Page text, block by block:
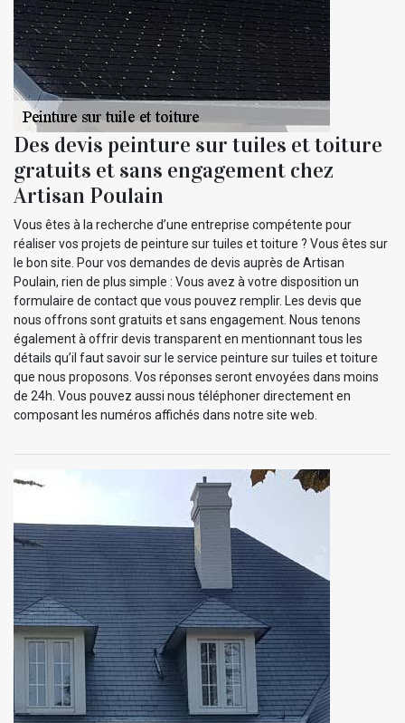
Des devis peinture sur tuiles et toiture
gratuits et sans engagement chez
Artisan Poulain
Vous êtes à la recherche d’une entreprise compétente pour
réaliser vos projets de peinture sur tuiles et toiture ? Vous êtes sur
le bon site. Pour vos demandes de devis auprès de Artisan
Poulain, rien de plus simple : Vous avez à votre disposition un
formulaire de contact que vous pouvez remplir. Les devis que
nous offrons sont gratuits et sans engagement. Nous tenons
également à offrir devis transparent en mentionnant tous les
détails qu’il faut savoir sur le service peinture sur tuiles et toiture
que nous proposons. Vos réponses seront envoyées dans moins
de 24h. Vous pouvez aussi nous téléphoner directement en
composant les numéros affichés dans notre site web.